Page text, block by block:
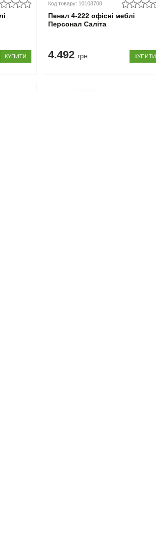
КУПИТИ
Код товару: 10108708
Пенал 4-222 офісні меблі
Персонал Саліта
4.492 грн КУПИТИ